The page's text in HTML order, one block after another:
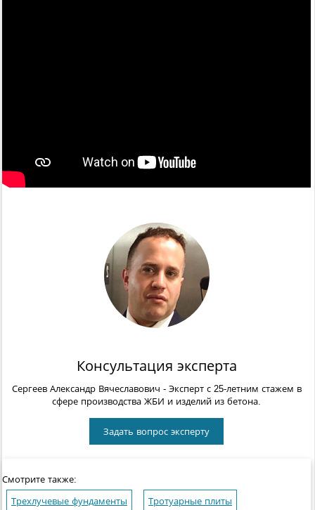
Консультация эксперта
Сергеев Александр Вячеславович - Эксперт с 25-летним стажем в
сфере производства ЖБИ и изделий из бетона.
Задать вопрос эксперту
Смотрите также:
Трехлучевые фундаменты Тротуарные плиты